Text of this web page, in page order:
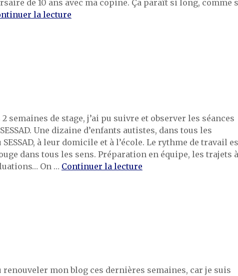
de 10 ans avec ma copine. Ça paraît si long, comme
la lecturede « 10 ans »
semaines de stage, j’ai pu suivre et observer les séances
Une dizaine d’enfants autistes, dans tous les
SESSAD, à leur domicile et à l’école. Le rythme de travail
dans tous les sens. Préparation en équipe, les trajets à
On … Continuer la lecturede « Stage-Première
renouveler mon blog ces dernières semaines, car je suis